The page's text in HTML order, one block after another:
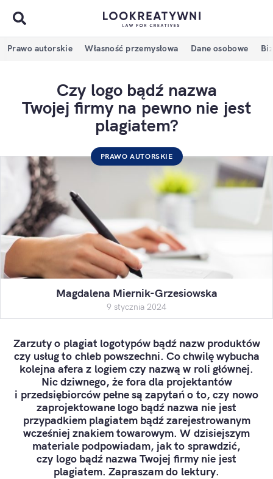
Prawo autorskie Własność przemysłowa Dane osobowe
Czy logo bądź nazwa
Twojej firmy na pewno nie jest
plagiatem?
PRAWO AUTORSKIE
Magdalena Miernik-Grzesiowska
9 stycznia 2024
Zarzuty o plagiat logotypów bądź nazw produktów
czy usług to chleb powszechni. Co chwilę wybucha
kolejna afera z logiem czy nazwą w roli głównej.
Nic dziwnego, że fora dla projektantów
i przedsiębiorców pełne są zapytań o to, czy nowo
zaprojektowane logo bądź nazwa nie jest
przypadkiem plagiatem bądź zarejestrowanym
wcześniej znakiem towarowym. W dzisiejszym
materiale podpowiadam, jak to sprawdzić,
czy logo bądź nazwa Twojej firmy nie jest
plagiatem. Zapraszam do lektury.